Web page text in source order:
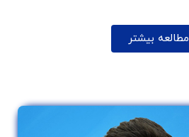
مطالعه بیشتر